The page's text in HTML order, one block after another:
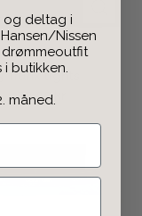
Calvin Klein
Trunk tights
370,00 kr
og deltag i
Nissen
drømmeoutfit
butikken.
måned.